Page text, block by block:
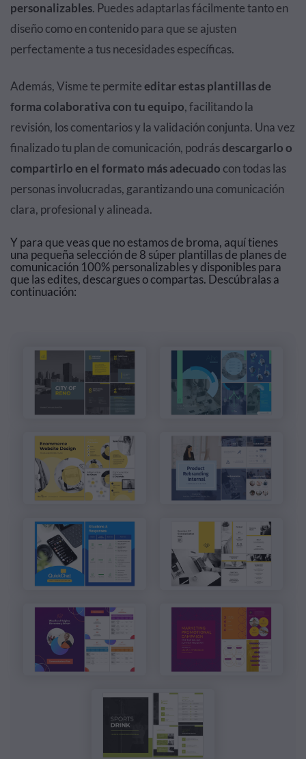
personalizables. Puedes adaptarlas fácilmente tanto en
diseño como en contenido para que se ajusten
perfectamente a tus necesidades específicas.
Además, Visme te permiteeditar estas plantillas de
forma colaborativa con tu equipo, facilitando la
revisión, los comentarios y la validación conjunta. Una vez
finalizado tu plan de comunicación, podrásdescargarlo o
compartirlo en el formato más adecuado con todas las
personas involucradas, garantizando una comunicación
clara, profesional y alineada.
Y para que veas que no estamos de broma, aquí tienes
una pequeña selección de 8 súper plantillas de planes de
comunicación 100% personalizables y disponibles para
que las edites, descargues o compartas. Descúbralas a
continuación: